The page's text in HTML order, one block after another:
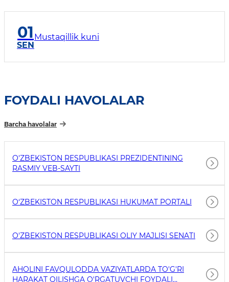
01
SEN
Mustaqillik kuni
FOYDALI HAVOLALAR
Barcha havolalar
O'ZBEKISTON RESPUBLIKASI PREZIDENTINING
RASMIY VEB-SAYTI
O‘ZBEKISTON RESPUBLIKASI HUKUMAT PORTALI
O'ZBEKISTON RESPUBLIKASI OLIY MAJLISI SENATI
AHOLINI FAVQULODDA VAZIYATLARDA TO'G'RI
HARAKAT QILISHGA O'RGATUVCHI FOYDALI